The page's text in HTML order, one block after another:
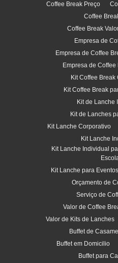
Coffee Break Preço
Coffee
Coffee Break
Empresa de
Empresa de Coffee
Empresa de
Kit Coffee Break
Kit Coffee Break
Kit de Lanche
Kit de Lanches
Kit Lanche Corporativo
Kit Lanche
Kit Lanche Individual
Kit Lanche para Eventos
Orçamento de
Serviço de
Valor de Coffee
Valor de Kits de Lanches
Buffet de
Buffet em Domicilio
Buffet para